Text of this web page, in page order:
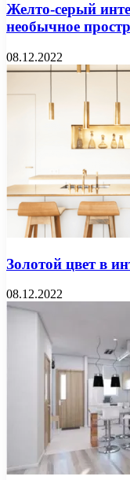
Желто-серый
необычное
08.12.2022
Золотой цвет в
08.12.2022